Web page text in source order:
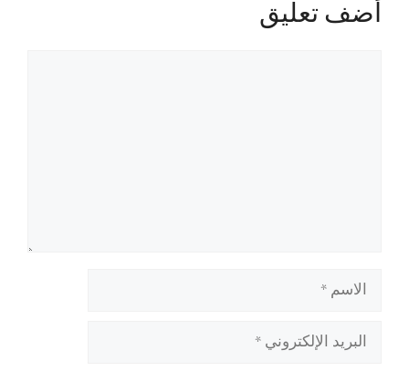
أضف تعليق
الاسم
البريد
الإلكتروني